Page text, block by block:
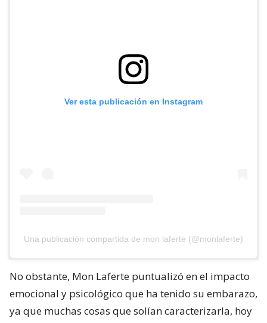
Ver esta publicación en Instagram
Una publicación compartida de mon laferte (@monlaferte)
No obstante, Mon Laferte puntualizó en el impacto
emocional y psicológico que ha tenido su embarazo,
ya que muchas cosas que solían caracterizarla, hoy